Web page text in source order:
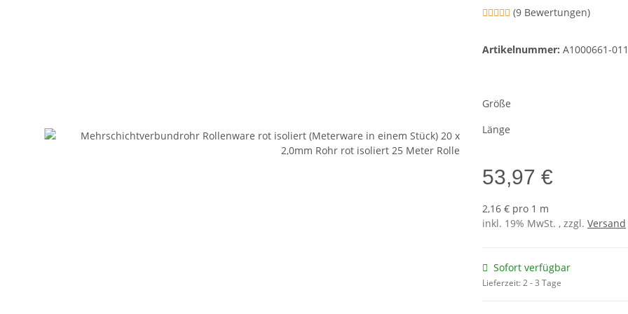
(9 Bewertungen)
Artikelnummer: A1000661-011
Größe
Länge
53,97 €
2,16 € pro 1 m
inkl. 19% MwSt. , zzgl. Versand
Sofort verfügbar
Lieferzeit:2 - 3 Tage